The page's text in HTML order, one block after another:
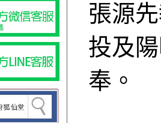
張源
投及
奉。